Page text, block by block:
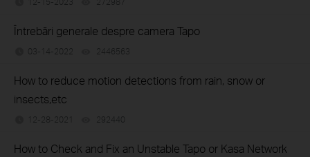
Întrebări generale despre camera Tapo
03-14-2022 2446563
How to reduce motion detections from rain, snow or
insects,etc
12-28-2021 292440
How to Check and Fix an Unstable Tapo or Kasa Network